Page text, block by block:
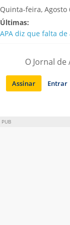
Saltar
para
conteúdo
Quinta-feira, Agosto
Últimas:
APA diz que falta
Laranjeiro | Cultura
Ponte 25 de Abril
Lisboa e Almada
Situação de alerta
O Jornal
Assinar Entrar
PUB